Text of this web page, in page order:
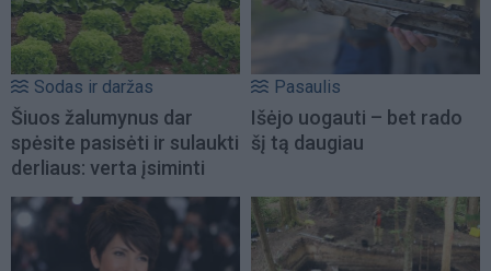
Sodas ir daržas
Šiuos žalumynus dar
spėsite pasisėti ir sulaukti
derliaus: verta įsiminti
Pasaulis
Išėjo uogauti – bet rado
šį tą daugiau